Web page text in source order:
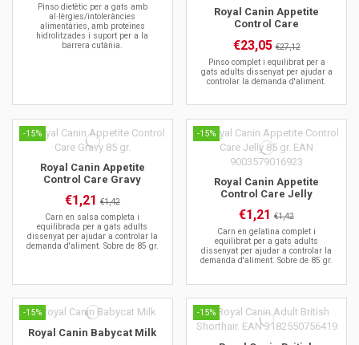
Pinso dietètic per a gats amb
al·lèrgies/intoleràncies
alimentàries, amb proteïnes
hidrolitzades i suport per a la
barrera cutània.
Royal Canin Appetite
Control Care
€23,05€27,12
Pinso complet i equilibrat per a
gats adults dissenyat per ajudar a
controlar la demanda d'aliment.
-15%
Royal Canin Appetite
Control Care Gravy
€1,21 €1,42
Carn en salsa completa i
equilibrada per a gats adults
dissenyat per ajudar a controlar la
demanda d'aliment. Sobre de 85 gr.
-15%
Royal Canin Appetite
Control Care Jelly
€1,21€1,42
Carn en gelatina complet i
equilibrat per a gats adults
dissenyat per ajudar a controlar la
demanda d'aliment. Sobre de 85 gr.
-15%
Royal Canin Babycat Milk
-15%